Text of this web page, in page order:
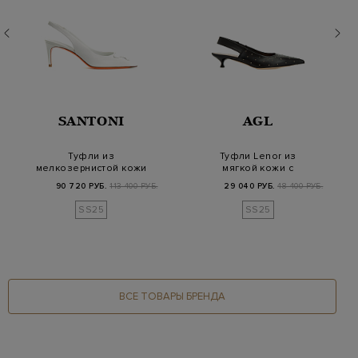
SANTONI
Туфли из
мелкозернистой кожи
с деталью Double
Buckle
90 720 РУБ. 113 400 РУБ.
SS25
AGL
Туфли Lenor из
мягкой кожи с
каблуком kitten heel и
за…
29 040 РУБ. 48 400 РУБ.
SS25
ВСЕ ТОВАРЫ БРЕНДА